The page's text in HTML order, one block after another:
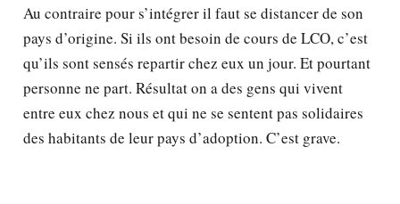
Au contraire pour s’intégrer il faut se distancer de son
pays d’origine. Si ils ont besoin de cours de LCO, c’est
qu’ils sont sensés repartir chez eux un jour. Et pourtant
personne ne part. Résultat on a des gens qui vivent
entre eux chez nous et qui ne se sentent pas solidaires
des habitants de leur pays d’adoption. C’est grave.